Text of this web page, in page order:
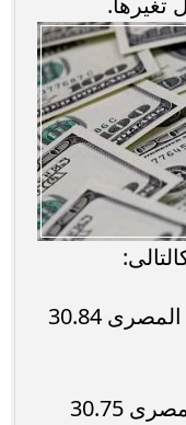
سعر الدولار فى البنك المركزى المصرى 30.84
سعر الدولار فى البنك الأهلى المصرى 30.75